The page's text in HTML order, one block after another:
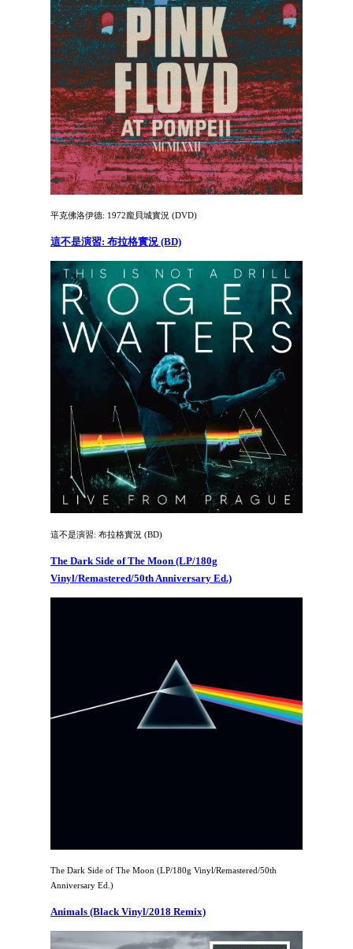
平克佛洛伊德: 1972龐貝城實況 (DVD)
這不是演習: 布拉格實況 (BD)
這不是演習: 布拉格實況 (BD)
The Dark Side of The Moon (LP/180g
Vinyl/Remastered/50th Anniversary Ed.)
The Dark Side of The Moon (LP/180g Vinyl/Remastered/50th
Anniversary Ed.)
Animals (Black Vinyl/2018 Remix)